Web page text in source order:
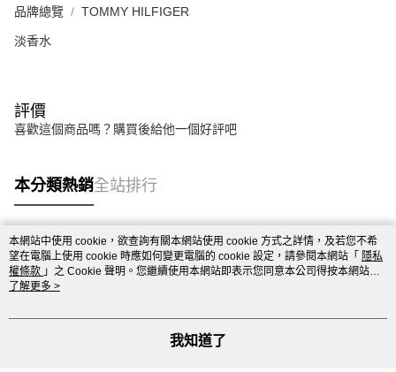
品牌總覽 TOMMY HILFIGER
淡香水
評價
喜歡這個商品嗎？購買後給他一個好評吧
本分類熱銷全站排行
熱門標籤
本網站中使用 cookie，欲查詢有關本網站使用 cookie 方式之詳情，及若您不希
望在電腦上使用 cookie 時應如何變更電腦的 cookie 設定，請參閱本網站「 隱私
權條款 」之 Cookie 聲明。您繼續使用本網站即表示您同意本公司得按本網站使
用條款之 Cookie 聲明使用 cookie。
了解更多 >
我知道了